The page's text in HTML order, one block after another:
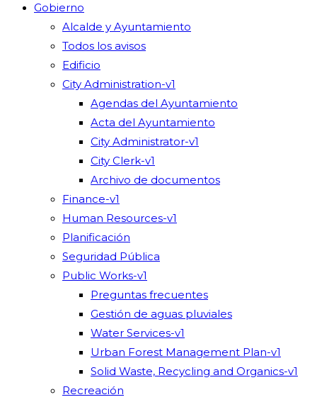
Gobierno
Alcalde y Ayuntamiento
Todos los avisos
Edificio
City Administration-v1
Agendas del Ayuntamiento
Acta del Ayuntamiento
City Administrator-v1
City Clerk-v1
Archivo de documentos
Finance-v1
Human Resources-v1
Planificación
Seguridad Pública
Public Works-v1
Preguntas frecuentes
Gestión de aguas pluviales
Water Services-v1
Urban Forest Management Plan-v1
Solid Waste, Recycling and Organics-v1
Recreación